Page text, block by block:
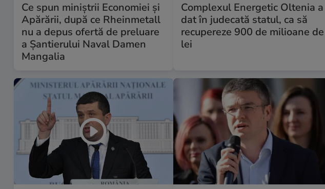
Ce spun miniștrii Economiei și
Apărării, după ce Rheinmetall
nu a depus ofertă de preluare
a Șantierului Naval Damen
Mangalia
Complexul Energetic Oltenia a
dat în judecată statul, ca să
recupereze 900 de milioane de
lei